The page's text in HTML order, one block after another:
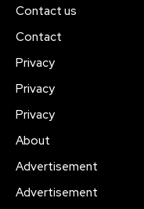
Contact us
Contact
Privacy
Privacy
Privacy
About
Advertisement
Advertisement